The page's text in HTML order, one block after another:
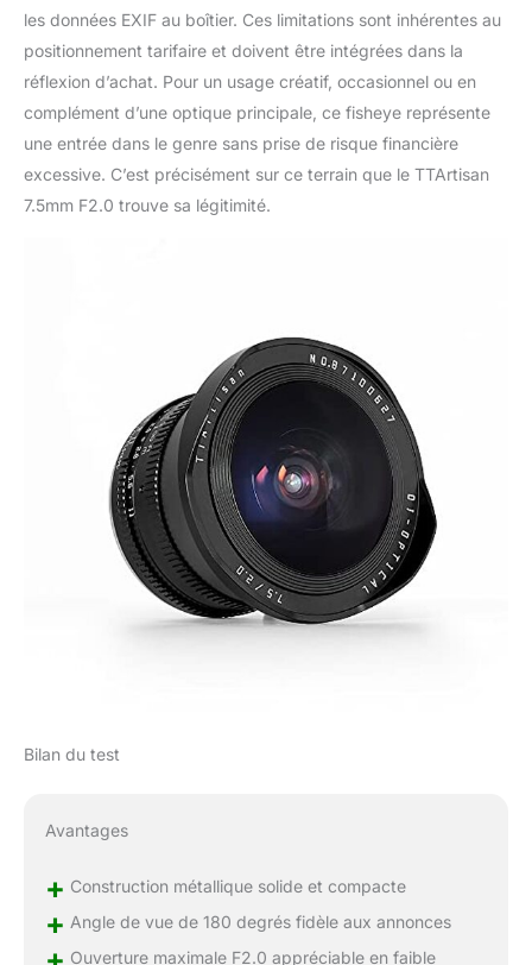
les données EXIF au boîtier. Ces limitations sont inhérentes au
positionnement tarifaire et doivent être intégrées dans la
réflexion d’achat. Pour un usage créatif, occasionnel ou en
complément d’une optique principale, ce fisheye représente
une entrée dans le genre sans prise de risque financière
excessive. C’est précisément sur ce terrain que le TTArtisan
7.5mm F2.0 trouve sa légitimité.
Bilan du test
Avantages
+ Construction métallique solide et compacte
+ Angle de vue de 180 degrés fidèle aux annonces
Ouverture maximale F2.0 appréciable en faible